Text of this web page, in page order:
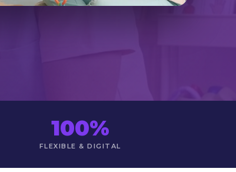
100%
FLEXIBLE & DIGITAL